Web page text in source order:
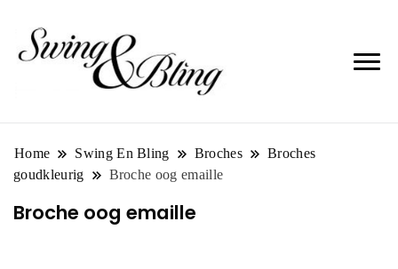
Home Swing En Bling Broches
Broches
goudkleurig
Broche oog emaille
Broche oog emaille